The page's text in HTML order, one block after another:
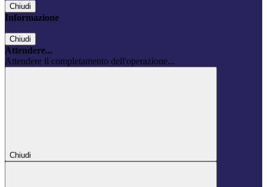
Chiudi
Informazione
Chiudi
Attendere...
Attendere il completamento dell'operazione...
Chiudi